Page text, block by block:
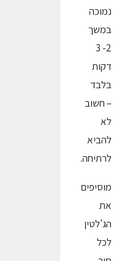
נמוכה
במשך
2- 3
דקות
בלבד
– חשוב
לא
להביא
לרתיחה.
מוסיפים
את
הג'לטין
לכל